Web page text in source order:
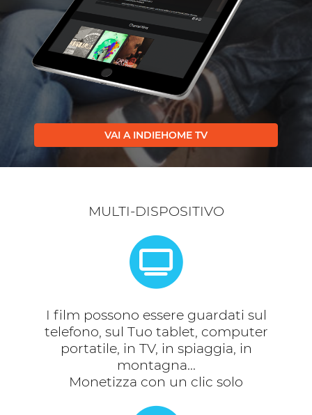
VAI A INDIEHOME TV
MULTI-DISPOSITIVO
I film possono essere guardati sul
telefono, sul Tuo tablet, computer
portatile, in TV, in spiaggia, in
montagna...
Monetizza con un clic solo